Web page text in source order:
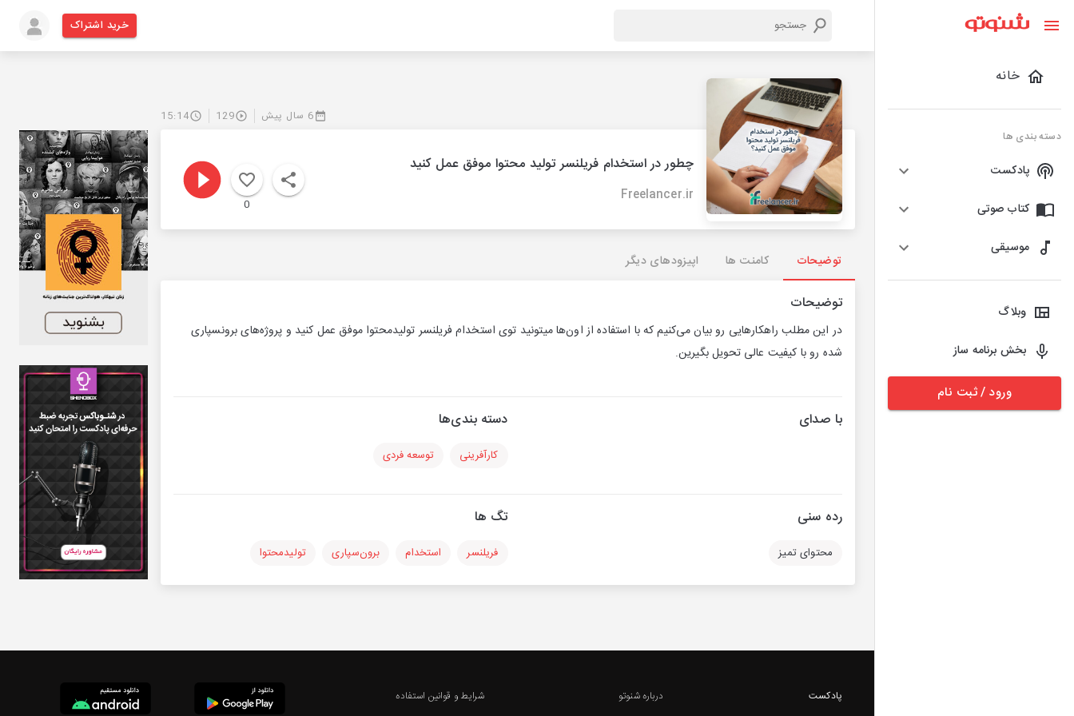
خانه
دسته بندی ها
پادکست
کتاب صوتی
موسیقی
وبلاگ
بخش برنامه ساز
ورود / ثبت نام
خرید اشتراک
6 سال پیش 129
15:14
چطور در استخدام فریلنسر تولید محتوا موفق عمل کنید
Freelancer.ir
0
توضیحات کامنت ها اپیزودهای دیگر
توضیحات
در این مطلب راهکارهایی رو بیان می‌کنیم که با استفاده از اون‌ها میتونید توی استخدام فریلنسر تولیدمحتوا موفق عمل کنید و پروژه‌های برونسپاری
شده رو با کیفیت عالی تحویل بگیرین.
با صدای دسته بندی‌ها
کارآفرینی توسعه فردی
رده سنی
محتوای تمیز
تگ ها
فریلنسر استخدام برون‌سپاری تولیدمحتوا
پادکست
درباره شنوتو
شرایط و قوانین استفاده